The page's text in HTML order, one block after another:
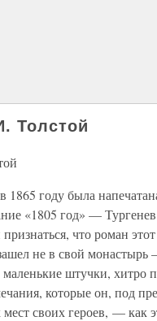
Толстой
1865 году была
«1805 год» —
что роман
не в свой монастырь
штучки, хитро
которые он, под
своих героев, — как